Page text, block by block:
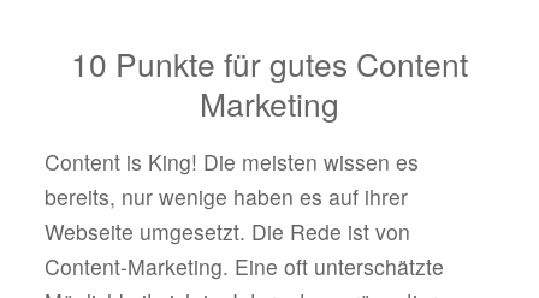
10 Punkte für gutes Content
Marketing
Content is King! Die meisten wissen es
bereits, nur wenige haben es auf ihrer
Webseite umgesetzt. Die Rede ist von
Content-Marketing. Eine oft unterschätzte